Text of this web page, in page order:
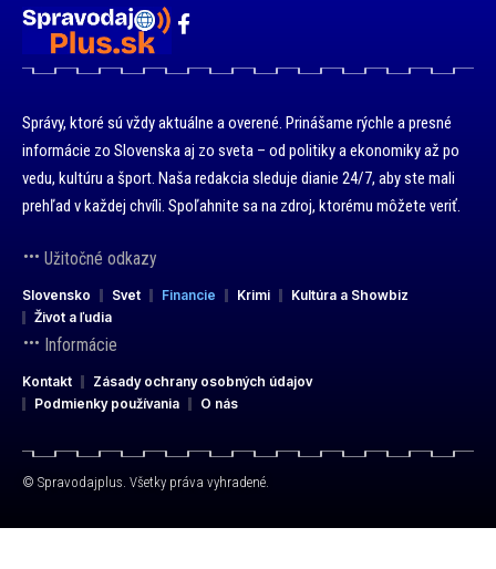
Správy, ktoré sú vždy aktuálne a overené. Prinášame rýchle a presné
informácie zo Slovenska aj zo sveta – od politiky a ekonomiky až po
vedu, kultúru a šport. Naša redakcia sleduje dianie 24/7, aby ste mali
prehľad v každej chvíli. Spoľahnite sa na zdroj, ktorému môžete veriť.
Užitočné odkazy
Slovensko Svet Financie Krimi
Kultúra a Showbiz
Život a ľudia
Informácie
Kontakt
Zásady ochrany osobných údajov
Podmienky používania
O nás
© Spravodajplus. Všetky práva vyhradené.